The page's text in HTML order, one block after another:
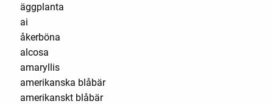
äggplanta
ai
åkerböna
alcosa
amaryllis
amerikanska blåbär
amerikanskt blåbär